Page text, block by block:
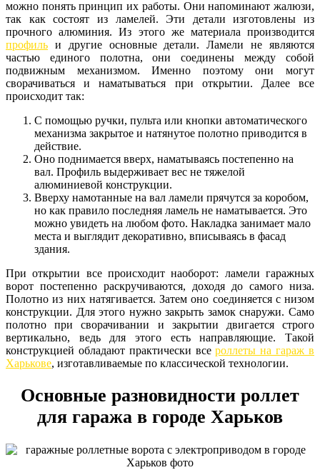
можно понять принцип их работы. Они напоминают жалюзи,
так как состоят из ламелей. Эти детали изготовлены из
прочного алюминия. Из этого же материала производится
профиль и другие основные детали. Ламели не являются
частью единого полотна, они соединены между собой
подвижным механизмом. Именно поэтому они могут
сворачиваться и наматываться при открытии. Далее все
происходит так:
С помощью ручки, пульта или кнопки автоматического
механизма закрытое и натянутое полотно приводится в
действие.
Оно поднимается вверх, наматываясь постепенно на
вал. Профиль выдерживает вес не тяжелой
алюминиевой конструкции.
Вверху намотанные на вал ламели прячутся за коробом,
но как правило последняя ламель не наматывается. Это
можно увидеть на любом фото. Накладка занимает мало
места и выглядит декоративно, вписываясь в фасад
здания.
При открытии все происходит наоборот: ламели гаражных
ворот постепенно раскручиваются, доходя до самого низа.
Полотно из них натягивается. Затем оно соединяется с низом
конструкции. Для этого нужно закрыть замок снаружи. Само
полотно при сворачивании и закрытии двигается строго
вертикально, ведь для этого есть направляющие. Такой
конструкцией обладают практически всероллеты на гараж в
Харькове, изготавливаемые по классической технологии.
Основные разновидности роллет
для гаража в городе Харьков